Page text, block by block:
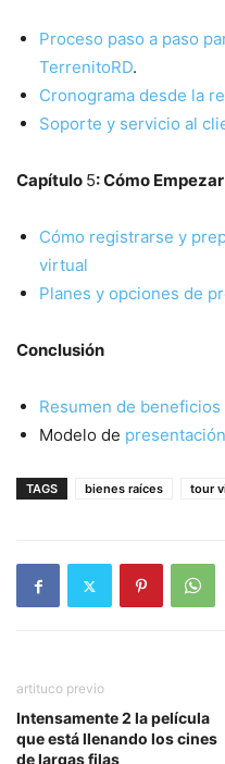
Proceso paso a paso
TerrenitoRD.
Cronograma desde la
Soporte y servicio al
Capítulo 5: Cómo
Cómo registrarse y
virtual
Planes y opciones de
Conclusión
Resumen de beneficios
Modelo de
TAGS bienes raíces tour
artituco previo
Intensamente 2 la película
que está llenando los cines
de largas filas